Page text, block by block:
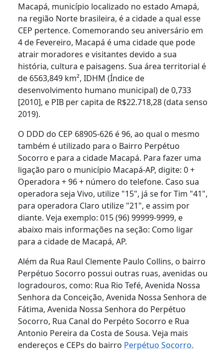
Macapá, município localizado no estado Amapá,
na região Norte brasileira, é a cidade a qual esse
CEP pertence. Comemorando seu aniversário em
4 de Fevereiro, Macapá é uma cidade que pode
atrair moradores e visitantes devido a sua
história, cultura e paisagens. Sua área territorial é
de 6563,849 km², IDHM (Índice de
desenvolvimento humano municipal) de 0,733
[2010], e PIB per capita de R$22.718,28 (data senso
2019).
O DDD do CEP 68905-626 é 96, ao qual o mesmo
também é utilizado para o Bairro Perpétuo
Socorro e para a cidade Macapá. Para fazer uma
ligação paro o município Macapá-AP, digite: 0 +
Operadora + 96 + número do telefone. Caso sua
operadora seja Vivo, utilize "15", já se for Tim "41",
para operadora Claro utilize "21", e assim por
diante. Veja exemplo: 015 (96) 99999-9999, e
abaixo mais informações na seção: Como ligar
para a cidade de Macapá, AP.
Além da Rua Raul Clemente Paulo Collins, o bairro
Perpétuo Socorro possui outras ruas, avenidas ou
logradouros, como: Rua Rio Tefé, Avenida Nossa
Senhora da Conceição, Avenida Nossa Senhora de
Fátima, Avenida Nossa Senhora do Perpétuo
Socorro, Rua Canal do Perpéto Socorro e Rua
Antonio Pereira da Costa de Sousa. Veja mais
endereços e CEPs do bairro Perpétuo Socorro.